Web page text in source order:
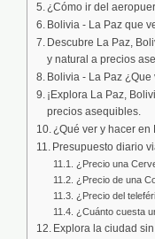
¿Cómo ir del
Bolivia - La Paz que
Descubre La Paz,
y natural a precios
Bolivia - La Paz
¡Explora La Paz,
precios asequibles.
¿Qué ver y hacer
Presupuesto diario
¿Precio una
¿Precio de una
¿Precio del
¿Cuánto cuesta
Explora la ciudad